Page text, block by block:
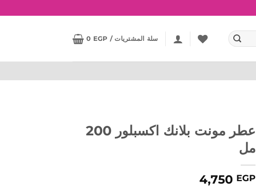
سلة المشتريات / 0 EGP
عطر مونت بلانك اكسبلور 200
مل
4,750 EGP